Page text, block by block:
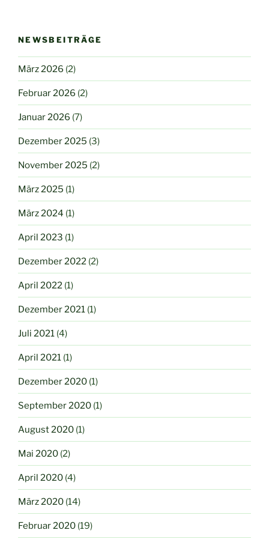
NEWSBEITRÄGE
März 2026 (2)
Februar 2026 (2)
Januar 2026 (7)
Dezember 2025 (3)
November 2025 (2)
März 2025 (1)
März 2024 (1)
April 2023 (1)
Dezember 2022 (2)
April 2022 (1)
Dezember 2021 (1)
Juli 2021 (4)
April 2021 (1)
Dezember 2020 (1)
September 2020 (1)
August 2020 (1)
Mai 2020 (2)
April 2020 (4)
März 2020 (14)
Februar 2020 (19)